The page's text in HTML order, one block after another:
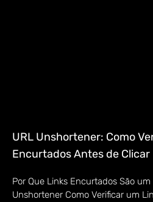
URL Unshortener: Como
Encurtados Antes de Clicar
Por Que Links Encurtados São
Unshortener Como Verificar um